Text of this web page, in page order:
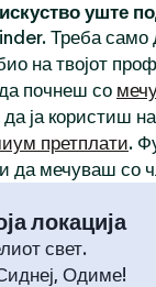
уште
Треба
на твојот
почнеш со
ја користиш
претплати.
да мечуваш со
локација
свет.
Одиме!